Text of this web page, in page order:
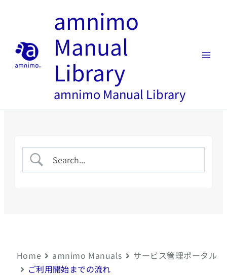
amnimo
Manual
Library
amnimo Manual Library
Home amnimo Manuals
サービス管理ポータル
ご利用開始までの流れ